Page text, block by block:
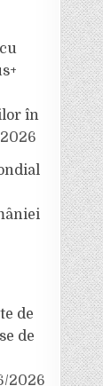
în
de
de
2026